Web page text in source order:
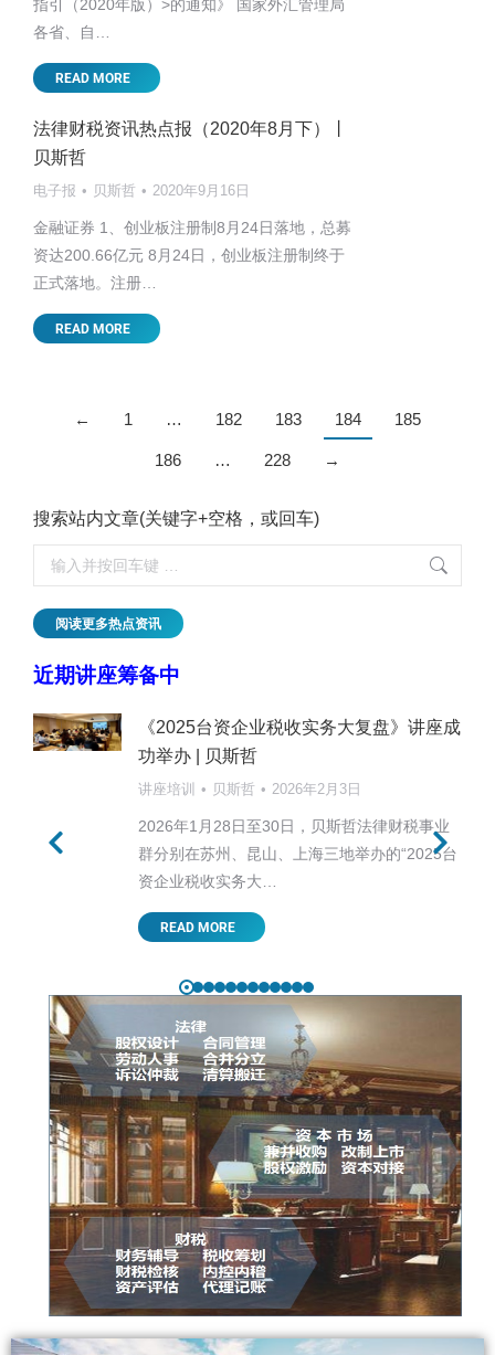
指引（2020年版）>的通知》 国家外汇管理局
各省、自…
READ MORE
法律财税资讯热点报（2020年8月下）丨
贝斯哲
电子报 贝斯哲 2020年9月16日
金融证券 1、创业板注册制8月24日落地，总募
资达200.66亿元 8月24日，创业板注册制终于
正式落地。注册…
READ MORE
← 1 … 182 183 184 185
186 … 228 →
搜索站内文章(关键字+空格，或回车)
阅读更多热点资讯
近期讲座筹备中
《2025台资企业税收实务大复盘》讲座成
功举办 | 贝斯哲
讲座培训 贝斯哲 2026年2月3日
2026年1月28日至30日，贝斯哲法律财税事业
群分别在苏州、昆山、上海三地举办的“2025台
资企业税收实务大…
READ MORE